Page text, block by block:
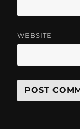
WEBSITE